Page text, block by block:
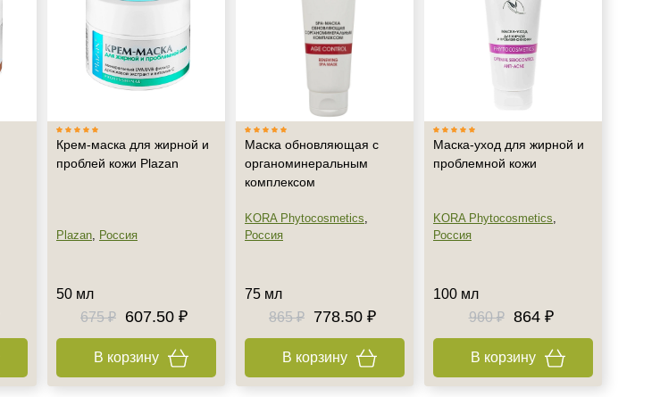
Крем-маска для жирной и
проблей кожи Plazan
Plazan, Россия
50 мл
675 ₽
607.50 ₽
В корзину
Маска обновляющая с
органоминеральным
комплексом
KORA Phytocosmetics,
Россия
75 мл
865 ₽
778.50 ₽
В корзину
Маска-уход для жирной и
проблемной кожи
KORA Phytocosmetics,
Россия
100 мл
960 ₽
864 ₽
В корзину